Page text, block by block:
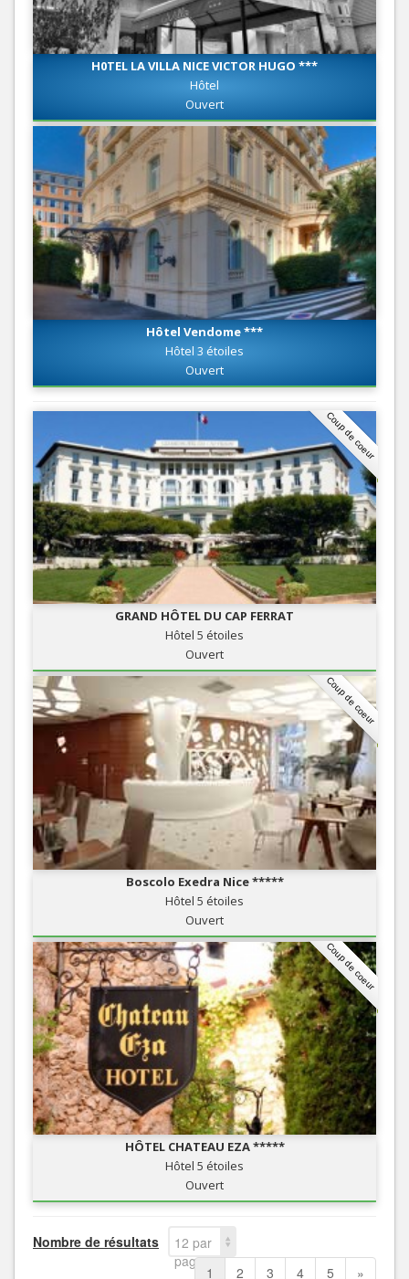
H0TEL LA VILLA NICE VICTOR HUGO ***
Hôtel
Ouvert
Hôtel Vendome ***
Hôtel 3 étoiles
Ouvert
Coup de coeur
GRAND HÔTEL DU CAP FERRAT
Hôtel 5 étoiles
Ouvert
Coup de coeur
Boscolo Exedra Nice *****
Hôtel 5 étoiles
Ouvert
Coup de coeur
HÔTEL CHATEAU EZA *****
Hôtel 5 étoiles
Ouvert
Nombre de résultats
12 par
page
1 2 3 4 5 »